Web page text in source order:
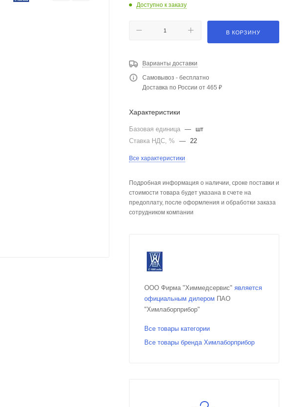
Доступно к заказу
В КОРЗИНУ
Варианты доставки
Самовывоз - бесплатно
Доставка по России от 465 ₽
Характеристики
Базовая единица —
шт
Ставка НДС, %
— 22
Все характеристики
Подробная информация о наличии, сроке поставки и
стоимости товара будет указана в счете на
предоплату, после оформления и обработки заказа
сотрудником компании
ООО Фирма "Химмедсервис" является
официальным дилером ПАО
"Химлаборприбор"
Все товары категории
Все товары бренда Химлаборприбор